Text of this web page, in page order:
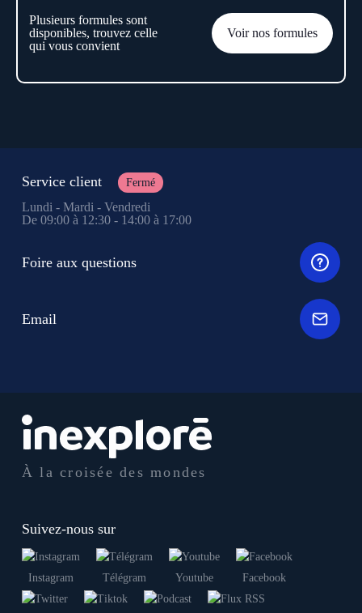
Plusieurs formules sont
disponibles, trouvez celle
qui vous convient
Voir nos formules
À la croisée des mondes
Suivez-nous sur
Instagram Télégram Youtube Facebook
Service client Fermé
Lundi - Mardi - Vendredi
De 09:00 à 12:30 - 14:00 à 17:00
Foire aux questions
Email